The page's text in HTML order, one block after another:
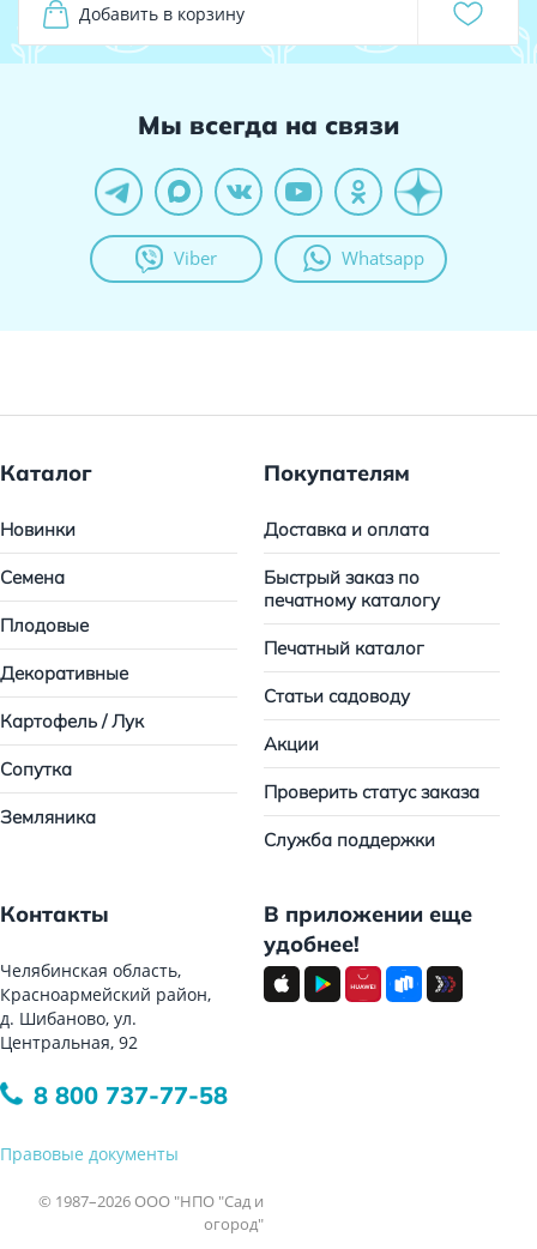
Добавить в корзину
Мы всегда на связи
Viber Whatsapp
Каталог
Новинки
Семена
Плодовые
Декоративные
Картофель / Лук
Сопутка
Земляника
Покупателям
Доставка и оплата
Быстрый заказ по
печатному каталогу
Печатный каталог
Статьи садоводу
Акции
Проверить статус заказа
Служба поддержки
Контакты
Челябинская область,
Красноармейский район,
д. Шибаново, ул.
Центральная, 92
8 800 737-77-58
Правовые документы
© 1987–2026 ООО "НПО "Сад и
огород"
В приложении еще
удобнее!